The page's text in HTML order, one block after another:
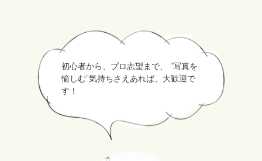
初心者から、プロ志望まで、 “写真を
愉しむ”気持ちさえあれば、大歓迎で
す！